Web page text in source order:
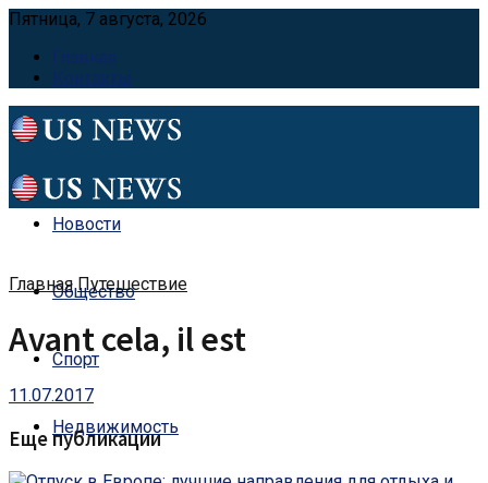
Пятница, 7 августа, 2026
Главная
Контакты
Новости
Общество
Спорт
Недвижимость
Главная Путешествие
Avant cela, il est
11.07.2017
Еще публикации